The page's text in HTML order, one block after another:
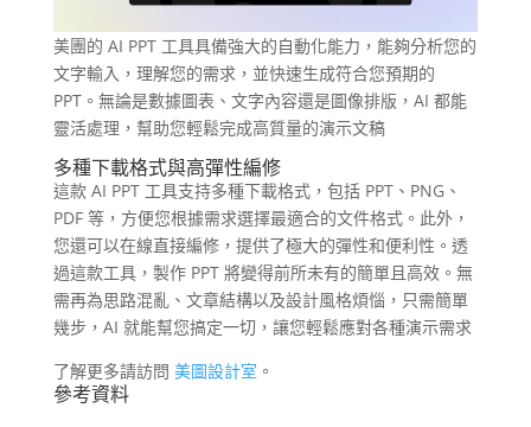
美團的 AI PPT 工具具備強大的自動化能力，能夠分析您的
文字輸入，理解您的需求，並快速生成符合您預期的
PPT。無論是數據圖表、文字內容還是圖像排版，AI 都能
靈活處理，幫助您輕鬆完成高質量的演示文稿
多種下載格式與高彈性編修
這款 AI PPT 工具支持多種下載格式，包括 PPT、PNG、
PDF 等，方便您根據需求選擇最適合的文件格式。此外，
您還可以在線直接編修，提供了極大的彈性和便利性。透
過這款工具，製作 PPT 將變得前所未有的簡單且高效。無
需再為思路混亂、文章結構以及設計風格煩惱，只需簡單
幾步，AI 就能幫您搞定一切，讓您輕鬆應對各種演示需求
了解更多請訪問 美圖設計室 。
參考資料